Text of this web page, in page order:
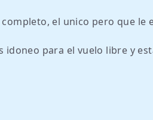
el unico pero que le
idoneo para el vuelo libre y